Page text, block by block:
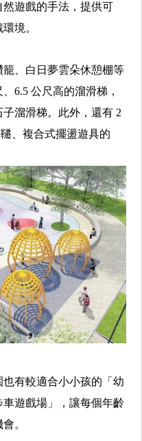
遊戲的手法，提供可
境。
、白日夢雲朵休憩棚等
6.5 公尺高的溜滑梯，
溜滑梯。 此外，還有 2
、複合式擺盪遊具的
有較適合小小孩的「幼
遊戲場」，讓每個年齡
。